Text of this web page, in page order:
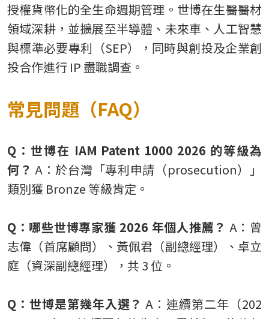
授權貨幣化的全生命週期管理。世博在生醫醫材
領域深耕，並擴展至半導體、未來車、人工智慧
與標準必要專利（SEP），同時與創投及企業創
投合作進行 IP 盡職調查。
常見問題（FAQ）
Q：世博在 IAM Patent 1000 2026 的等級為
何？ A：於台灣「專利申請（prosecution）」
類別獲 Bronze 等級肯定。
Q：哪些世博專家獲 2026 年個人推薦？ A：曾
志偉（首席顧問）、黃佩君（副總經理）、卓立
庭（資深副總經理），共 3 位。
Q：世博是第幾年入選？ A：連續第二年（202